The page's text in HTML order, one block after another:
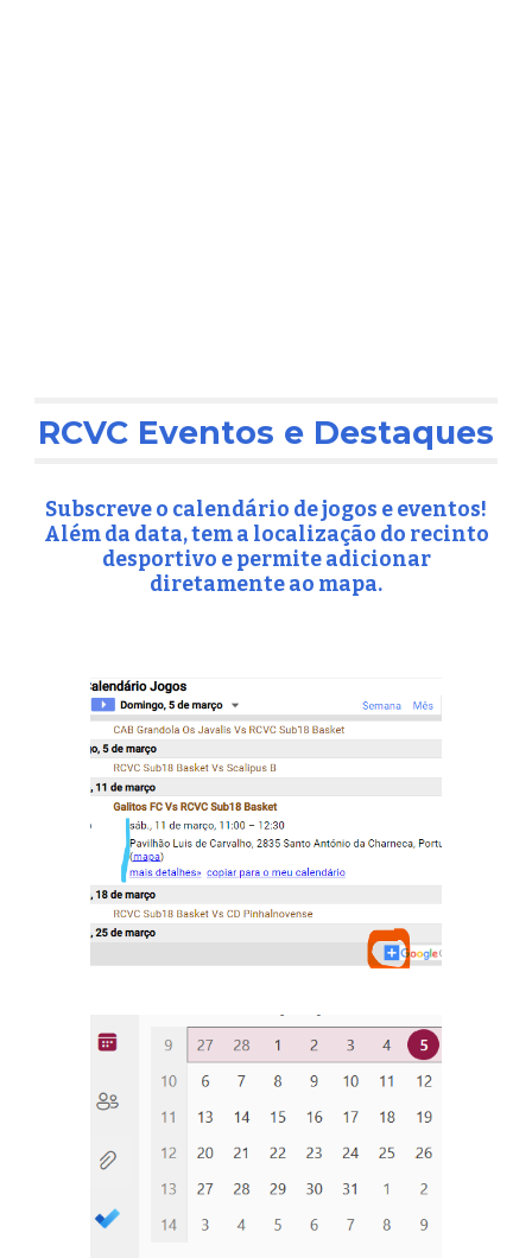
RCVC Eventos e Destaques
Subscreve o calendário de jogos e eventos!
Além da data, tem a localização do recinto
desportivo e permite adicionar
diretamente ao mapa.